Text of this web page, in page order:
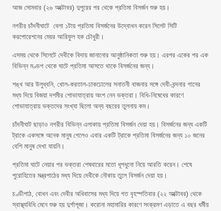
আজ সোমবার (২৬ অক্টোবর) দুপুরের পর থেকে প্রতিমা বিসর্জন শুরু হয়।
নগরীর চাঁদনীঘাটে বেলা ১টায় প্রতিমা বিসর্জনের উদ্বোধন করেন সিলেট সিটি
করপোরেশনের মেয়র আরিফুল হক চৌধুরী।
এসময় থেকে সিলেটে দেবীকে বিদায় জানানোর আনুষ্ঠানিকতা শুরু হয়। এরপর একের পর এক
বিভিন্ন মণ্ডপ থেকে ঘাটে প্রতিমা আসতে থাকে বিসর্জনের জন্য।
শঙ্খ আর উলুধ্বনি, খোল-করতাল-ঢাকঢোলের সনাতনী বাজনার সঙ্গে দেবী-বন্দনার গানের
মধ্য দিয়ে বিজয়া দশমীর শোভাযাত্রায় অংশ নেন ভক্তরা। বিধি-নিষেধের কারণে
শোভাযাত্রায় ভক্তদের সংখ্যা ছিলো অন্য বছরের তুলনায় কম।
চাঁদনীঘাট ছাড়াও নগরীর বিভিন্ন এলাকায় প্রতিমা বিসর্জন দেয়া হয়। বিসর্জনের জন্য একটি
ট্রাকে একসঙ্গে অনেক মানুষ গেলেও এবার একটি ট্রাকে প্রতিমা বিসর্জনের জন্য ১০ জনের
বেশি মানুষ দেখা যায়নি।
প্রতিমা ঘাটে নেয়ার পর ভক্তরা শেষবারের মতো ধূপধুনো নিয়ে আরতি করেন। শেষে
পুরোহিতের মন্ত্রপাঠের মধ্য দিয়ে দেবীকে নৌকায় তুলে বিসর্জন দেয়া হয়।
চণ্ডীপাঠ, বোধন এবং দেবীর অধিবাসের মধ্য দিয়ে গত বৃহস্পতিবার (২২ অক্টোবর) থেকে
স্বাস্থ্যবিধি মেনে শুরু হয় দুর্গাপূজা। করোনা মহামারির কারণে সংক্রমণ এড়াতে এ বছর ধর্মীয়